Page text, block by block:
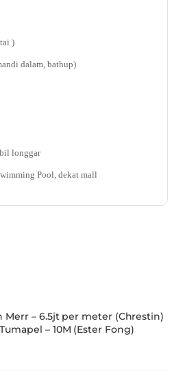
)
dalam, bathup)
longgar
Pool, dekat mall
Merr – 6.5jt per meter (Chrestin)
– 10M (Ester Fong)